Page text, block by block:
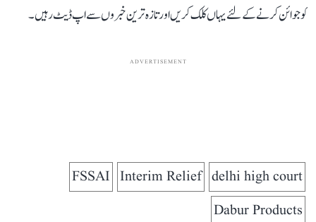
کو جوائن کرنے کے لئے یہاں کلک کریں اور تازہ ترین خبروں سے اپ ڈیٹ رہیں۔
ADVERTISEMENT
delhi high court
Interim Relief
FSSAI
Dabur Products